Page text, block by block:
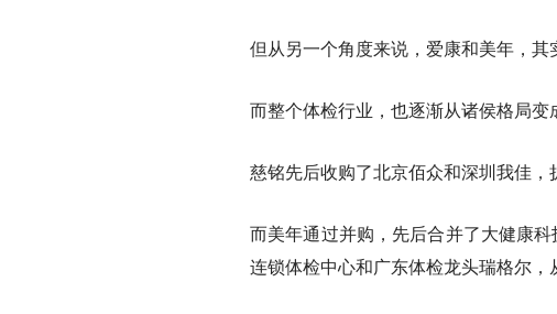
但从另一个角度来说，爱康和美年，其
而整个体检行业，也逐渐从诸侯格局变
慈铭先后收购了北京佰众和深圳我佳，
而美年通过并购，先后合并了大健康
连锁体检中心和广东体检龙头瑞格尔，